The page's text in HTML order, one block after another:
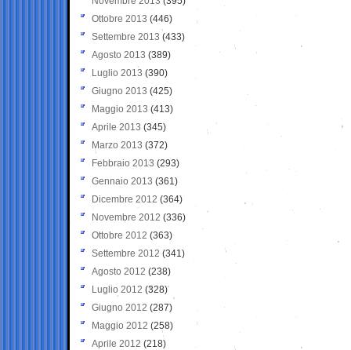
Ottobre 2013 (446)
Settembre 2013 (433)
Agosto 2013 (389)
Luglio 2013 (390)
Giugno 2013 (425)
Maggio 2013 (413)
Aprile 2013 (345)
Marzo 2013 (372)
Febbraio 2013 (293)
Gennaio 2013 (361)
Dicembre 2012 (364)
Novembre 2012 (336)
Ottobre 2012 (363)
Settembre 2012 (341)
Agosto 2012 (238)
Luglio 2012 (328)
Giugno 2012 (287)
Maggio 2012 (258)
Aprile 2012 (218)